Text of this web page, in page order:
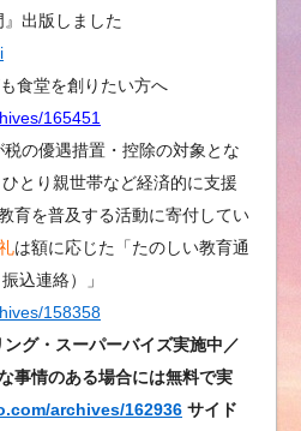
』出版しました
食堂を創りたい方へ
165451
税の優遇措置・控除の対象とな
とり親世帯など経済的に支援
育を普及する活動に寄付してい
は額に応じた「たのしい教育通
込連絡）」
158358
グ・スーパーバイズ実施中／
事情のある場合には無料で実
archives/162936 サイド